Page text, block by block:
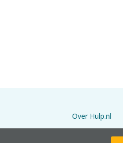
Over Hulp.nl